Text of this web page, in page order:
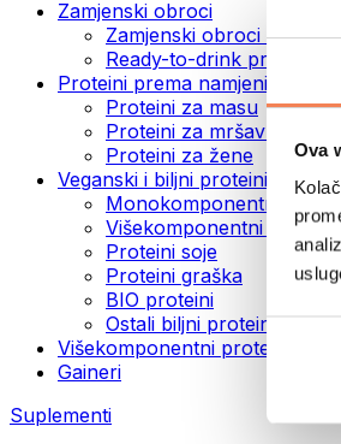
Ova
Zamjenski obroci
Zamjenski obroci u prahu
Ready-to-drink proteinski
Proteini prema namjeni
Proteini za masu
Proteini za mršavljenje
Proteini za žene
Veganski i biljni proteini
Monokomponentni
Višekomponentni
Proteini soje
Proteini graška
BIO proteini
Ostali biljni proteini
Višekomponentni protein
Gaineri
Suplementi